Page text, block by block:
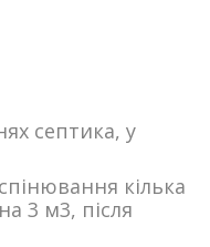
септика, у
кілька
3 м3, після